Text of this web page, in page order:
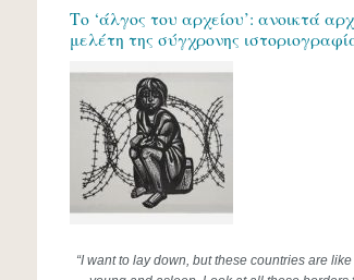
Το ‘άλγος του αρχείου’: ανοικτά
μελέτη της σύγχρονης
“I want to lay down, but these countries are